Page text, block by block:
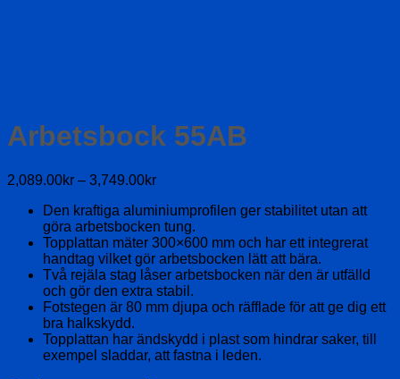
Arbetsbock 55AB
2,089.00kr – 3,749.00krPrisintervall:
till
3,749.00kr
Den kraftiga aluminiumprofilen ger stabilitet utan att
göra arbetsbocken tung.
Topplattan mäter 300×600 mm och har ett integrerat
handtag vilket gör arbetsbocken lätt att bära.
Två rejäla stag låser arbetsbocken när den är utfälld
och gör den extra stabil.
Fotstegen är 80 mm djupa och räfflade för att ge dig ett
bra halkskydd.
Topplattan har ändskydd i plast som hindrar saker, till
exempel sladdar, att fastna i leden.